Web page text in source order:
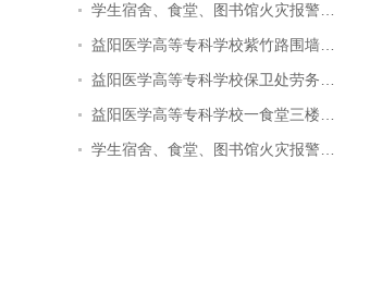
学生宿舍、食堂、图书馆火灾报警…
益阳医学高等专科学校紫竹路围墙…
益阳医学高等专科学校保卫处劳务…
益阳医学高等专科学校一食堂三楼…
学生宿舍、食堂、图书馆火灾报警…